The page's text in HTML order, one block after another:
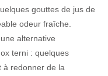
gouttes de jus de
odeur fraîche.
alternative
terni : quelques
à redonner de la